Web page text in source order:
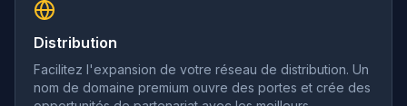
Distribution
Facilitez l'expansion de votre réseau de distribution. Un
nom de domaine premium ouvre des portes et crée des